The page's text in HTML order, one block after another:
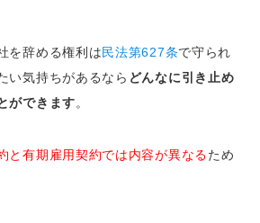
を辞める権利は民法第627条で守られ
い気持ちがあるなら どんなに引き止め
ができます。
と有期雇用契約では内容が異なるため